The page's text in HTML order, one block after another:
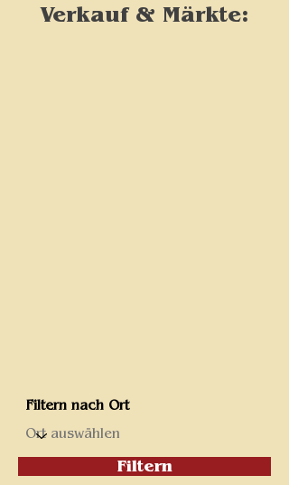
Verkauf & Märkte:
Filtern nach Ort
Filtern